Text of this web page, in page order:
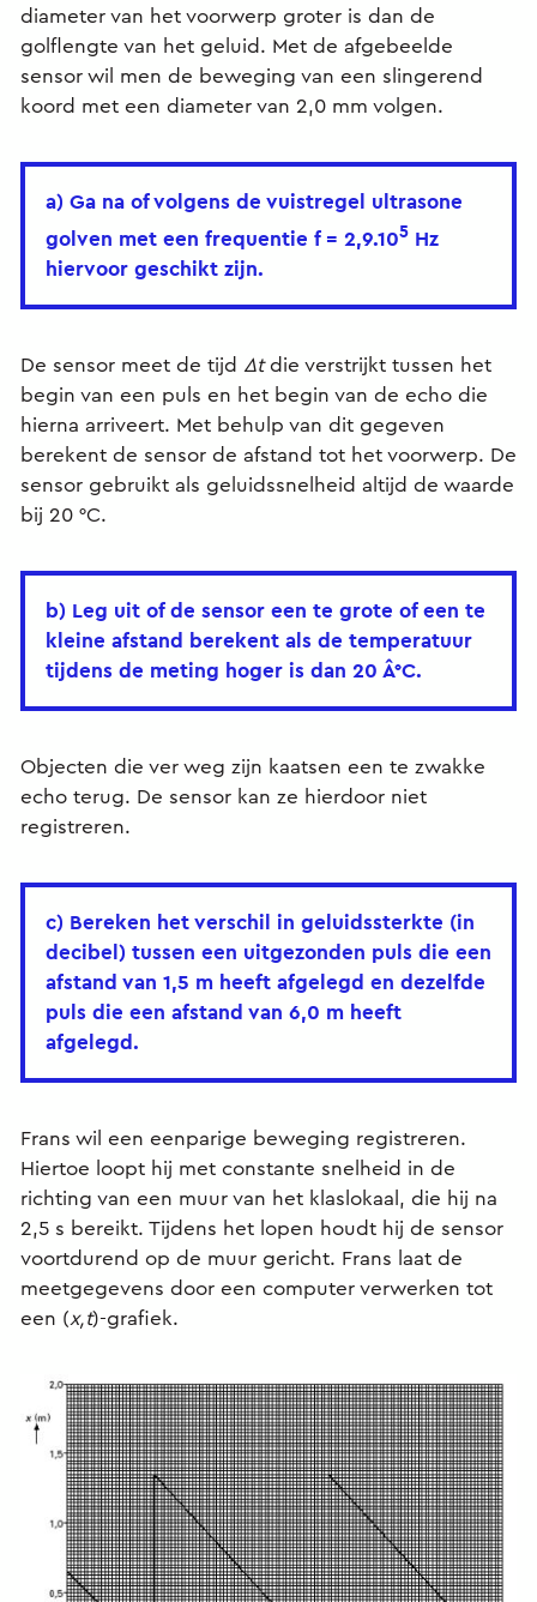
diameter van het voorwerp groter is dan de
golflengte van het geluid. Met de afgebeelde
sensor wil men de beweging van een slingerend
koord met een diameter van 2,0 mm volgen.
a) Ga na of volgens de vuistregel ultrasone
golven met een frequentie f = 2,9.105 Hz
hiervoor geschikt zijn.
De sensor meet de tijd Δtdie verstrijkt tussen het
begin van een puls en het begin van de echo die
hierna arriveert. Met behulp van dit gegeven
berekent de sensor de afstand tot het voorwerp. De
sensor gebruikt als geluidssnelheid altijd de waarde
bij 20 °C.
b) Leg uit of de sensor een te grote of een te
kleine afstand berekent als de temperatuur
tijdens de meting hoger is dan 20 Â°C.
Objecten die ver weg zijn kaatsen een te zwakke
echo terug. De sensor kan ze hierdoor niet
registreren.
c) Bereken het verschil in geluidssterkte (in
decibel) tussen een uitgezonden puls die een
afstand van 1,5 m heeft afgelegd en dezelfde
puls die een afstand van 6,0 m heeft
afgelegd.
Frans wil een eenparige beweging registreren.
Hiertoe loopt hij met constante snelheid in de
richting van een muur van het klaslokaal, die hij na
2,5 s bereikt. Tijdens het lopen houdt hij de sensor
voortdurend op de muur gericht. Frans laat de
meetgegevens door een computer verwerken tot
een (x,t)-grafiek.